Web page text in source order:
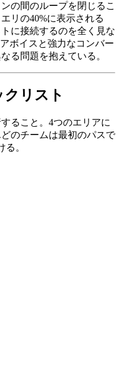
の間のループを閉じるこ
リの40%に表示される
に接続するのを全く見な
ボイスと強力なコンバー
る問題を抱えている。
リスト
ること。4つのエリアに
のチームは最初のパスで
。